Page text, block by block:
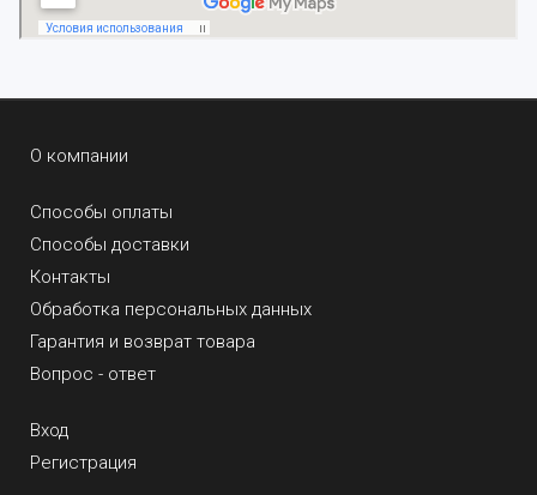
О компании
Способы оплаты
Способы доставки
Контакты
Обработка персональных данных
Гарантия и возврат товара
Вопрос - ответ
Вход
Регистрация